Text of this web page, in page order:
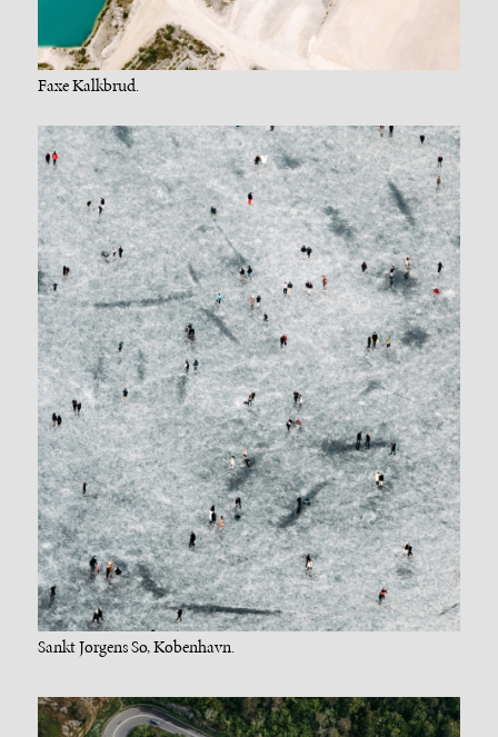
Faxe Kalkbrud.
Sankt Jørgens Sø, København.